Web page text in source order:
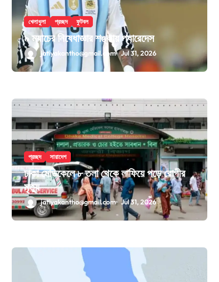
খেলাধুলা প্রচ্ছদ ফুটবল
৯ ম্যাচের নিষেধাজ্ঞার শঙ্কায় প্যারেদেস
jatiyakantho@gmail.com Jul 31, 2026
প্রচ্ছদ সারাদেশ
ঢাকা মেডিকেলে ৮ তলা থেকে লাফিয়ে পড়ে রোগীর
মৃত্যু
jatiyakantho@gmail.com Jul 31, 2026